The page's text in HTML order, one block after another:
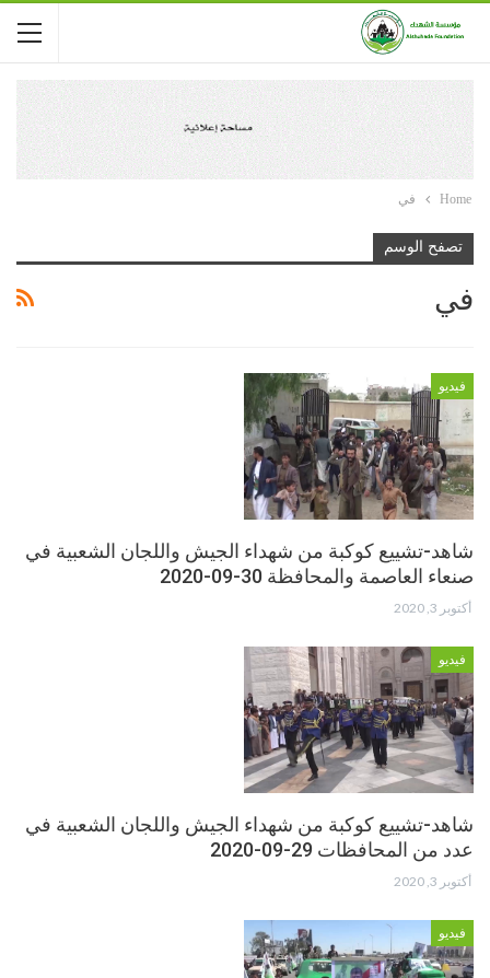
Home في
تصفح الوسم
في
فيديو
شاهد-تشييع كوكبة من شهداء الجيش واللجان الشعبية في
صنعاء العاصمة والمحافظة 30-09-2020
أكتوبر 3, 2020
فيديو
شاهد-تشييع كوكبة من شهداء الجيش واللجان الشعبية في
عدد من المحافظات 29-09-2020
أكتوبر 3, 2020
فيديو